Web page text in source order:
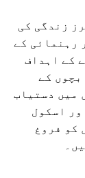
زندگی کی
رہنمائی کے
کے اہداف
کے
میں دستیاب
اسکول
کو فروغ